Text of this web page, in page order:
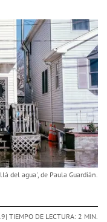
del agua', de Paula Guardián.
| TIEMPO DE LECTURA: 2 MIN.